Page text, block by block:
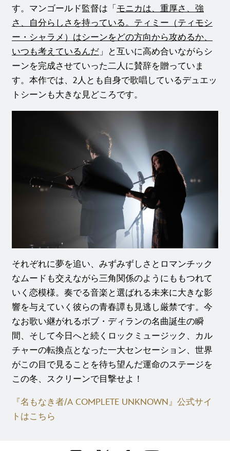
す。マンゴールド監督は「 モニカは、重厚さ、強
さ、自分らしさを持っている。ティミー（ティモシ
ー・シャラメ）はシーンをどの方向から攻めるか、
いつも考えているんだ 」と互いに高め合いながらシ
ーンを完成させていった二人に賛辞を贈っていま
す。本作では、2人とも自身で歌唱しているデュエッ
トシーンも大きな見どころです。
それぞれに夢を追い、みずみずしさとロマンチック
なムードも交えながら三角関係のようにももつれて
いく恋模様。奏でる音楽と選ばれる未来に大きな影
響を与えていく彼らの青春譚も見逃し厳禁です。今
なお歌い継がれるボブ・ディランの名曲誕生の瞬
間、そして今日へと続くロックミュージック、カル
チャーの転換点となった一大センセーション、世界
がこの目で見ることを待ち望んだ運命のステージを
この冬、スクリーンで目撃せよ！
『名もなき者/A COMPLETE UNKNOWN』公式サイ
トはこちら